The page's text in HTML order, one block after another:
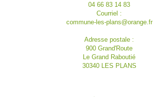
04 66 83 14 83
Courriel :
commune-les-plans@orange.fr
Adresse postale :
900 Grand'Route
Le Grand Raboutié
30340 LES PLANS